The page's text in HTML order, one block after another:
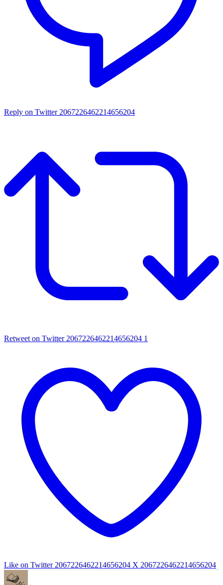
Reply on Twitter 2067226462214656204
Retweet on Twitter 2067226462214656204 1
Like on Twitter 2067226462214656204 X 2067226462214656204